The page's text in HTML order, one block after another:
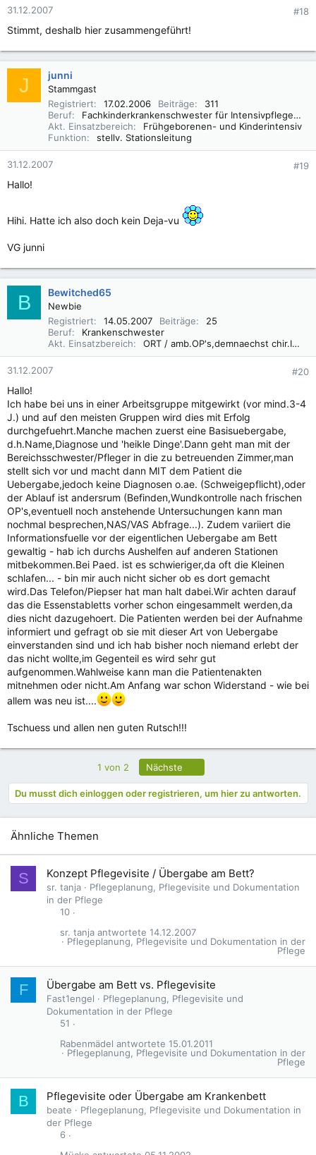
31.12.2007 #18
Stimmt, deshalb hier zusammengeführt!
J junni
Stammgast
Registriert
17.02.2006 Beiträge
311
Beruf
Fachkinderkrankenschwester für Intensivpflege und Anästhesie
Akt. Einsatzbereich
Frühgeborenen- und Kinderintensiv
Funktion
stellv. Stationsleitung
31.12.2007 #19
Hallo!
Hihi. Hatte ich also doch kein Deja-vu
VG junni
B Bewitched65
Newbie
Registriert
14.05.2007 Beiträge
25
Beruf
Krankenschwester
Akt. Einsatzbereich
ORT / amb.OP's,demnaechst chir.Intensiv
31.12.2007 #20
Hallo!
Ich habe bei uns in einer Arbeitsgruppe mitgewirkt (vor mind.3-4
J.) und auf den meisten Gruppen wird dies mit Erfolg
durchgefuehrt.Manche machen zuerst eine Basisuebergabe,
d.h.Name,Diagnose und 'heikle Dinge'.Dann geht man mit der
Bereichsschwester/Pfleger in die zu betreuenden Zimmer,man
stellt sich vor und macht dann MIT dem Patient die
Uebergabe,jedoch keine Diagnosen o.ae. (Schweigepflicht),oder
der Ablauf ist andersrum (Befinden,Wundkontrolle nach frischen
OP's,eventuell noch anstehende Untersuchungen kann man
nochmal besprechen,NAS/VAS Abfrage...). Zudem variiert die
Informationsfuelle vor der eigentlichen Uebergabe am Bett
gewaltig - hab ich durchs Aushelfen auf anderen Stationen
mitbekommen.Bei Paed. ist es schwieriger,da oft die Kleinen
schlafen... - bin mir auch nicht sicher ob es dort gemacht
wird.Das Telefon/Piepser hat man halt dabei.Wir achten darauf
das die Essenstabletts vorher schon eingesammelt werden,da
dies nicht dazugehoert. Die Patienten werden bei der Aufnahme
informiert und gefragt ob sie mit dieser Art von Uebergabe
einverstanden sind und ich hab bisher noch niemand erlebt der
das nicht wollte,im Gegenteil es wird sehr gut
aufgenommen.Wahlweise kann man die Patientenakten
mitnehmen oder nicht.Am Anfang war schon Widerstand - wie bei
allem was neu ist....
Tschuess und allen nen guten Rutsch!!!
1 von 2 Nächste
Du musst dich einloggen oder registrieren, um hier zu antworten.
Ähnliche Themen
S Konzept Pflegevisite / Übergabe am Bett?
sr. tanja
Pflegeplanung, Pflegevisite und Dokumentation
in der Pflege
10
Pflegeplanung, Pflegevisite und Dokumentation in der
Pflege
14.12.2007
sr. tanja
F Übergabe am Bett vs. Pflegevisite
Fast1engel
Pflegeplanung, Pflegevisite und
Dokumentation in der Pflege
51
Pflegeplanung, Pflegevisite und Dokumentation in der
Pflege
15.01.2011
Rabenmädel
B Pflegevisite oder Übergabe am Krankenbett
beate
Pflegeplanung, Pflegevisite und Dokumentation in
der Pflege
6